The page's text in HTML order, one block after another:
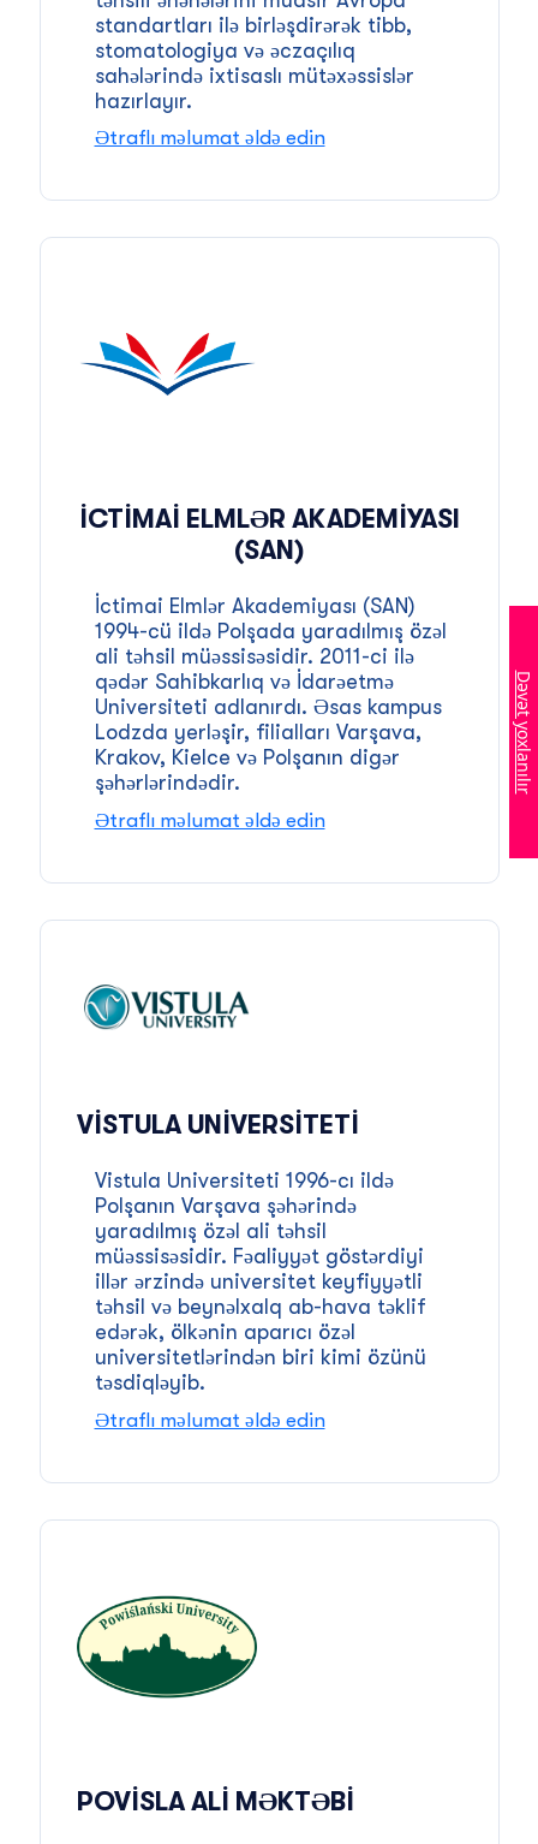
standartları ilə birləşdirərək tibb,
stomatologiya və əczaçılıq
sahələrində ixtisaslı mütəxəssislər
hazırlayır.
Ətraflı məlumat əldə edin
İCTIMAI ELMLƏR AKADEMIYASI
(SAN)
İctimai Elmlər Akademiyası (SAN)
1994-cü ildə Polşada yaradılmış özəl
ali təhsil müəssisəsidir. 2011-ci ilə
qədər Sahibkarlıq və İdarəetmə
Universiteti adlanırdı. Əsas kampus
Lodzda yerləşir, filialları Varşava,
Krakov, Kielce və Polşanın digər
şəhərlərindədir.
Ətraflı məlumat əldə edin
VISTULA UNIVERSITETI
Vistula Universiteti 1996-cı ildə
Polşanın Varşava şəhərində
yaradılmış özəl ali təhsil
müəssisəsidir. Fəaliyyət göstərdiyi
illər ərzində universitet keyfiyyətli
təhsil və beynəlxalq ab-hava təklif
edərək, ölkənin aparıcı özəl
universitetlərindən biri kimi özünü
təsdiqləyib.
Ətraflı məlumat əldə edin
POVISLA ALI MƏKTƏBI
Dəvət yoxlanılır